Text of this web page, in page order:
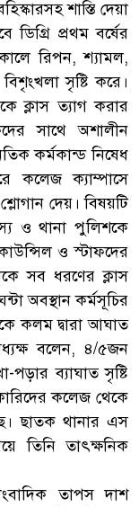
শাস্তি দেয়া
ডিগ্রি প্রথম বর্ষের
রিপন, শ্যামল,
সৃষ্টি করে।
ক্লাস ত্যাগ করার
সাথে অশালীন
কর্মকান্ড নিষেধ
কলেজ ক্যাম্পাসে
দেয়। বিষয়টি
ও থানা পুলিশকে
ও স্টাফদের
সব ধরণের ক্লাস
অবস্থান কর্মসূচির
কলম দ্বারা আঘাত
বলেন, ৪/৫জন
পড়ার ব্যাঘাত সৃষ্টি
কলেজ থেকে
ছাতক থানার এস
তিনি তাৎক্ষনিক
তাপস দাশ